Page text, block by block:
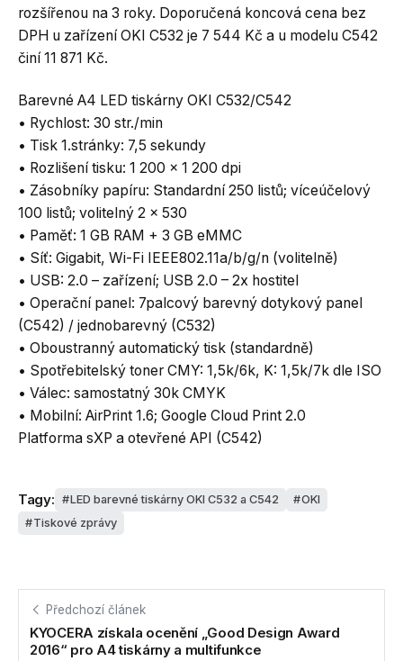
rozšířenou na 3 roky. Doporučená koncová cena bez
DPH u zařízení OKI C532 je 7 544 Kč a u modelu C542
činí 11 871 Kč.
Barevné A4 LED tiskárny OKI C532/C542
• Rychlost: 30 str./min
• Tisk 1.stránky: 7,5 sekundy
• Rozlišení tisku: 1 200 x 1 200 dpi
• Zásobníky papíru: Standardní 250 listů; víceúčelový
100 listů; volitelný 2 x 530
• Paměť: 1 GB RAM + 3 GB eMMC
• Síť: Gigabit, Wi-Fi IEEE802.11a/b/g/n (volitelně)
• USB: 2.0 – zařízení; USB 2.0 – 2x hostitel
• Operační panel: 7palcový barevný dotykový panel
(C542) / jednobarevný (C532)
• Oboustranný automatický tisk (standardně)
• Spotřebitelský toner CMY: 1,5k/6k, K: 1,5k/7k dle ISO
• Válec: samostatný 30k CMYK
• Mobilní: AirPrint 1.6; Google Cloud Print 2.0
Platforma sXP a otevřené API (C542)
Tagy: LED barevné tiskárny OKI C532 a C542
OKI
Tiskové zprávy
Předchozí článek
KYOCERA získala ocenění „Good Design Award
2016“ pro A4 tiskárny a multifunkce